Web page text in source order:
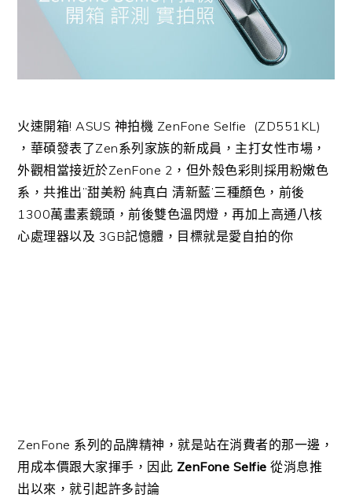
火速開箱! ASUS 神拍機 ZenFone Selfie (ZD551KL)
，華碩發表了Zen系列家族的新成員，主打女性市場，
外觀相當接近於ZenFone 2，但外殼色彩則採用粉嫩色
系，共推出”甜美粉 純真白 清新藍’三種顏色，前後
1300萬畫素鏡頭，前後雙色溫閃燈，再加上高通八核
心處理器以及 3GB記憶體，目標就是愛自拍的你
ZenFone 系列的品牌精神，就是站在消費者的那一邊，
用成本價跟大家揮手，因此 ZenFone Selfie 從消息推
出以來，就引起許多討論